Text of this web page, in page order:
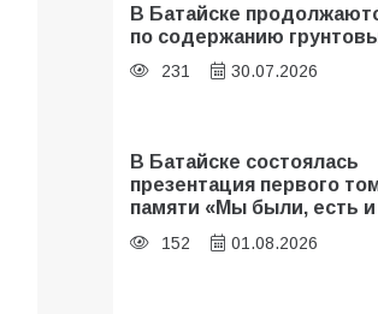
В Батайске
по содержанию
231 30.07.2026
В Батайске состоялась
презентация первого
памяти «Мы были, есть
152 01.08.2026